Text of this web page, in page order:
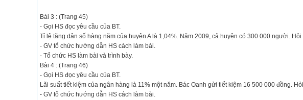
Bài 3 : (Trang 45)
- Gọi HS đọc yêu cầu của BT.
Tỉ lệ tăng dân số hàng năm của huyện A là 1,04%. Năm 2009, cả huyện có 300 000 người.
- GV tổ chức hướng dẫn HS cách làm bài.
- Tổ chức HS làm bài và trình bày.
Bài 4 : (Trang 46)
- Gọi HS đọc yêu cầu của BT.
Lãi suất tiết kiệm của ngân hàng là 11% một năm. Bác Oanh gửi tiết kiệm 16 500 000 đồng.
- GV tổ chức hướng dẫn HS cách làm bài.